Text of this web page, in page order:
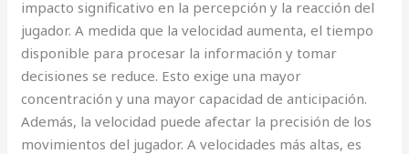
impacto significativo en la percepción y la reacción del
jugador. A medida que la velocidad aumenta, el tiempo
disponible para procesar la información y tomar
decisiones se reduce. Esto exige una mayor
concentración y una mayor capacidad de anticipación.
Además, la velocidad puede afectar la precisión de los
movimientos del jugador. A velocidades más altas, es